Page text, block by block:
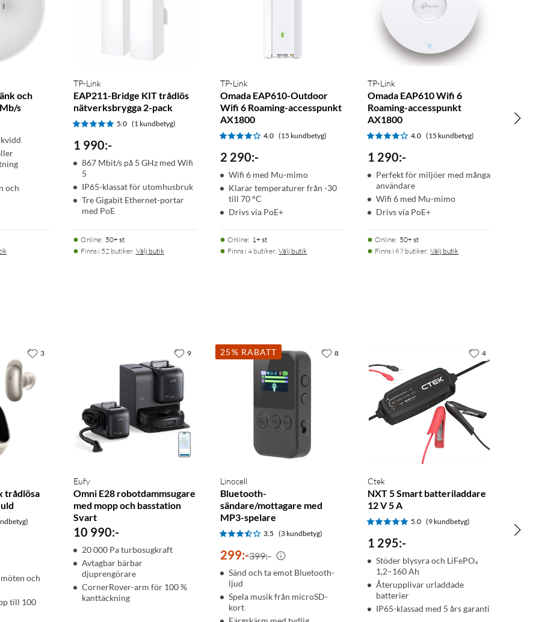
och
s
och
TP-Link
EAP211-Bridge KIT trådlös
nätverksbrygga 2-pack
5.0 (1 kundbetyg)
1 990:-
867 Mbit/s på 5 GHz med Wifi
5
IP65-klassat för utomhusbruk
Tre Gigabit Ethernet-portar
med PoE
Online: 50+ st
Finns i 52 butiker. Välj butik
TP-Link
Omada EAP610-Outdoor
Wifi 6 Roaming-accesspunkt
AX1800
4.0 (15 kundbetyg)
2 290:-
Wifi 6 med Mu-mimo
Klarar temperaturer från -30
till 70 °C
Drivs via PoE+
Online: 1+ st
Finns i 4 butiker. Välj butik
TP-Link
Omada EAP610 Wifi 6
Roaming-accesspunkt
AX1800
4.0 (15 kundbetyg)
1 290:-
Perfekt för miljöer med många
användare
Wifi 6 med Mu-mimo
Drivs via PoE+
Online: 50+ st
Finns i 67 butiker. Välj butik
trådlösa
och
till 100
3
Eufy
Omni E28 robotdammsugare
med mopp och basstation
Svart
10 990:-
20 000 Pa turbosugkraft
Avtagbar bärbar
djuprengörare
CornerRover-arm för 100 %
kanttäckning
9 25% RABATT
Linocell
Bluetooth-
sändare/mottagare med
MP3-spelare
3.5 (3 kundbetyg)
299:-399:-
Sänd och ta emot Bluetooth-
ljud
Spela musik från microSD-
kort
8
Ctek
NXT 5 Smart batteriladdare
12 V 5 A
5.0 (9 kundbetyg)
1 295:-
Stöder blysyra och LiFePO₄
1,2–160 Ah
Återupplivar urladdade
batterier
IP65-klassad med 5 års garanti
4